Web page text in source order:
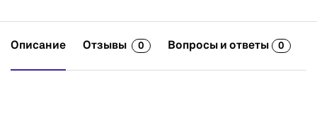
Описание Отзывы 0 Вопросы и ответы 0